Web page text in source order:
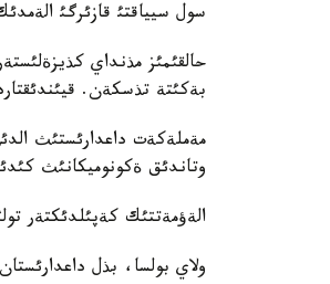
سول سيياقتئ قازئرگئ
حالقئمئز مذنداي
بةكئتة تذسكةن.
مةملةكةت داعدارئستئث
وتاندئق ةكونوميكانئث
الةؤمةتتئك كةپئلدئكتةر
ولاي بولسا، بذل